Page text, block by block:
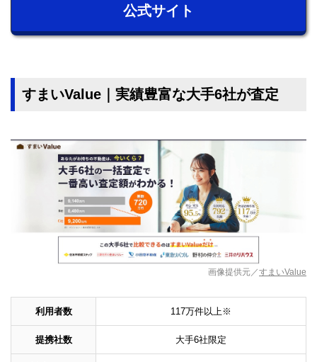
公式サイト
すまいValue｜実績豊富な大手6社が査定
画像提供元／すまいValue
利用者数 117万件以上※
提携社数 大手6社限定